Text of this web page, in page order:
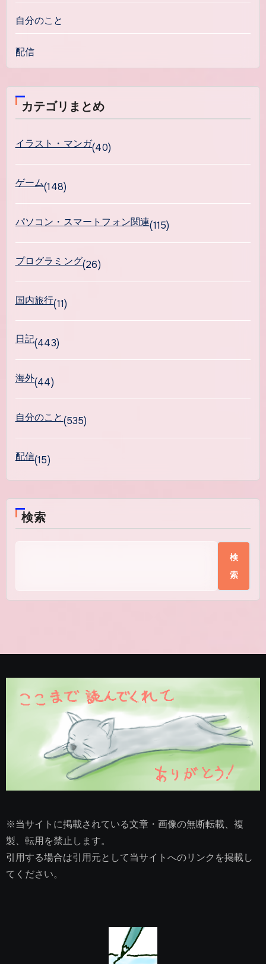
自分のこと
配信
カテゴリまとめ
イラスト・マンガ(40)
ゲーム(148)
パソコン・スマートフォン関連(115)
プログラミング(26)
国内旅行(11)
日記(443)
海外(44)
自分のこと(535)
配信(15)
検索
検
索
※当サイトに掲載されている文章・画像の無断転載、複
製、転用を禁止します。
引用する場合は引用元として当サイトへのリンクを掲載し
てください。